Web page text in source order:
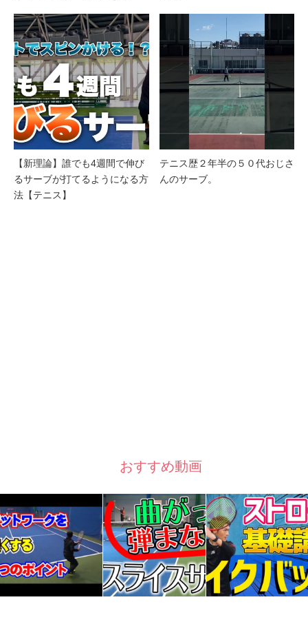
【新理論】誰でも4週間で伸び
るサーブが打てるようになる方
法【テニス】
テニス歴２年半の５０代おじさ
んのサーブ。
おすすめ動画